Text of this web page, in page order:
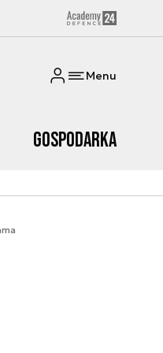
Menu
Gospodarka